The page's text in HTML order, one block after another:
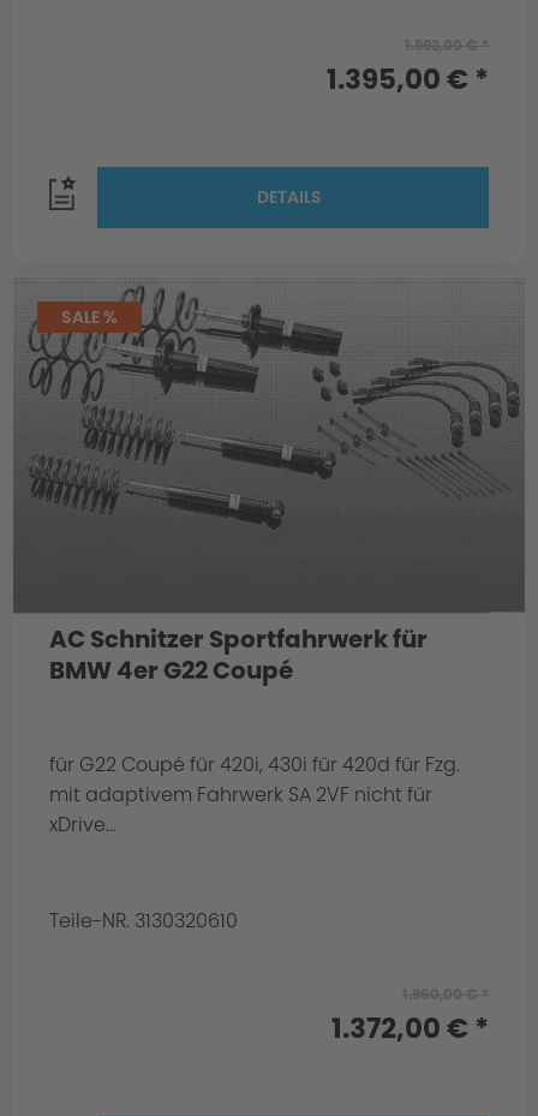
1.395,00 € *
DETAILS
SALE %
AC Schnitzer Sportfahrwerk für
BMW 4er G22 Coupé
für G22 Coupé für 420i, 430i für 420d für Fzg.
mit adaptivem Fahrwerk SA 2VF nicht für
xDrive...
Teile-NR. 3130320610
1.372,00 € *